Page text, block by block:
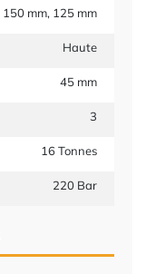
150 mm, 125 mm
Haute
45 mm
3
16 Tonnes
220 Bar